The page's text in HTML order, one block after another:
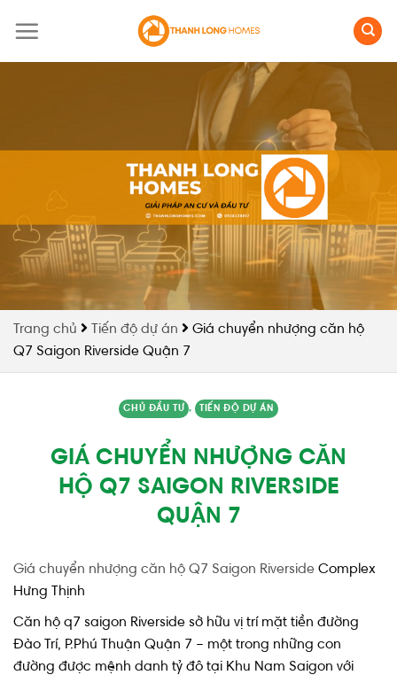
Trang chủ Tiến độ dự án
Giá chuyển nhượng căn hộ
Q7 Saigon Riverside Quận 7
CHỦ ĐẦU TƯ , TIẾN ĐỘ DỰ ÁN
GIÁ CHUYỂN NHƯỢNG CĂN
HỘ Q7 SAIGON RIVERSIDE
QUẬN 7
Giá chuyển nhượng căn hộ Q7 Saigon Riverside Complex
Hưng Thịnh
Căn hộ q7 saigon Riverside sở hữu vị trí mặt tiền đường
Đào Trí, P.Phú Thuận Quận 7 – một trong những con
đường được mệnh danh tỷ đô tại Khu Nam Saigon với